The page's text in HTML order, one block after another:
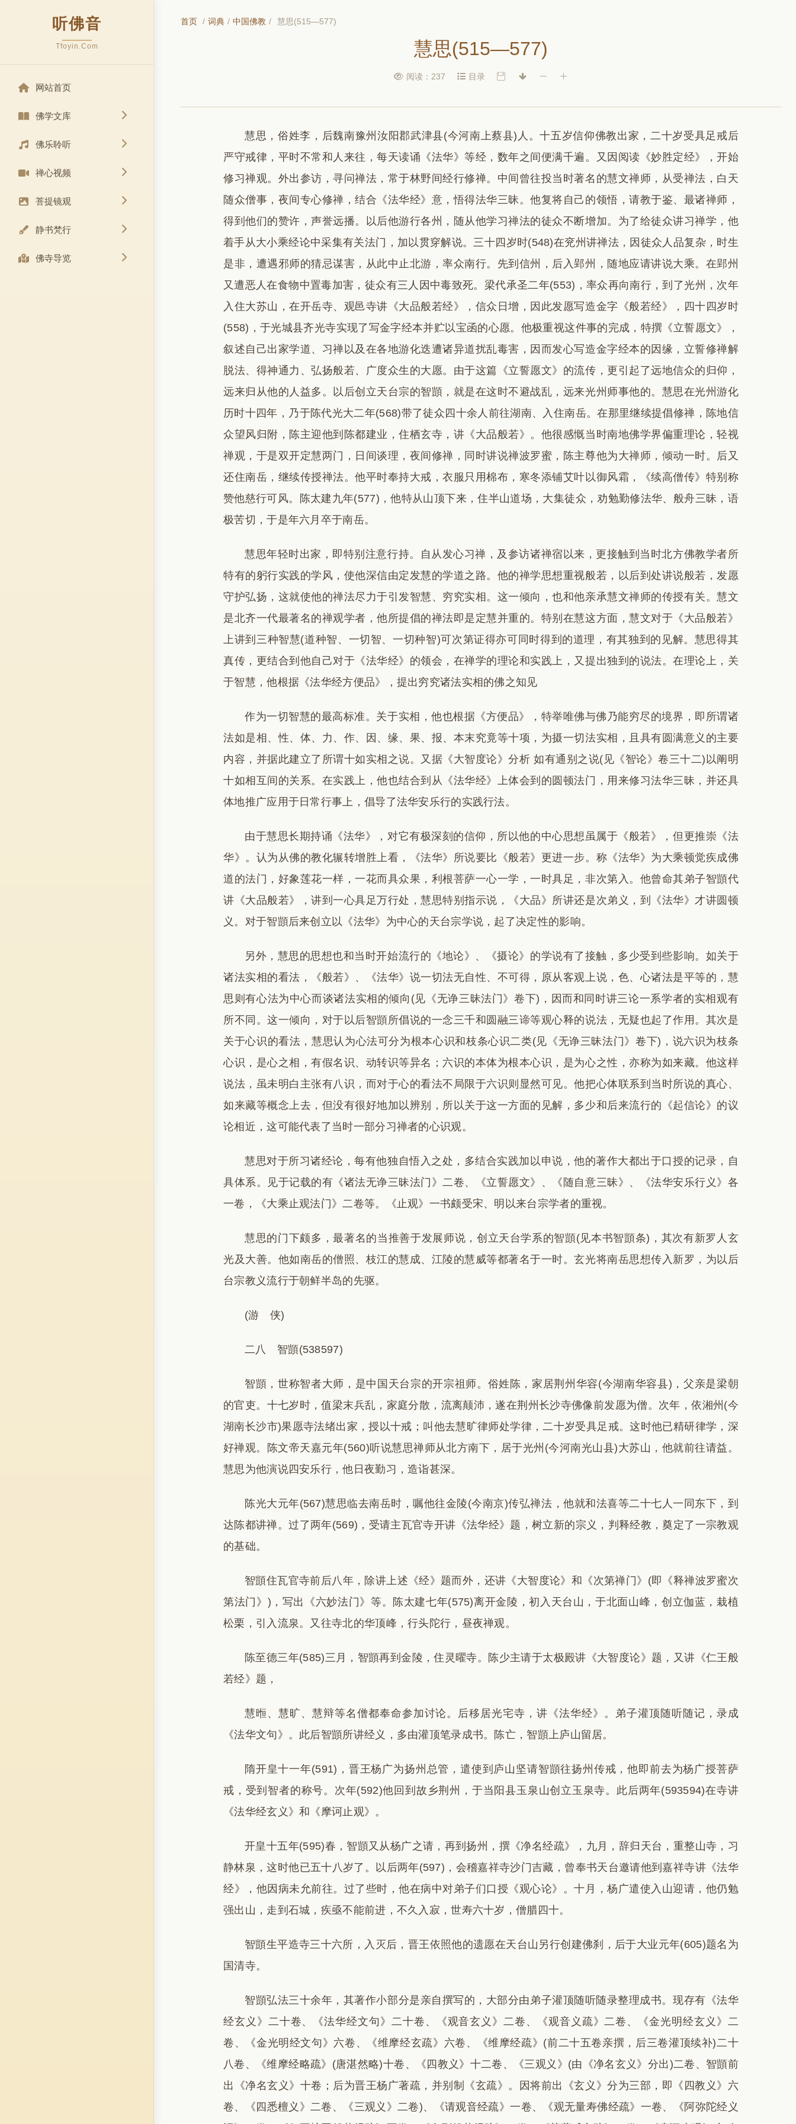
听佛音
Tfoyin.Com
网站首页
佛学文库
佛乐聆听
禅心视频
菩提镜观
静书梵行
佛寺导览
首页 / 词典 / 中国佛教 / 慧思(515—577)
慧思(515—577)
阅读：237 目录
慧思，俗姓李，后魏南豫州汝阳郡武津县(今河南上蔡县)人。十五岁信仰佛教出家，二十岁受具足戒后
严守戒律，平时不常和人来往，每天读诵《法华》等经，数年之间便满千遍。又因阅读《妙胜定经》，开始
修习禅观。外出参访，寻问禅法，常于林野间经行修禅。中间曾往投当时著名的慧文禅师，从受禅法，白天
随众僧事，夜间专心修禅，结合《法华经》意，悟得法华三昧。他复将自己的领悟，请教于鉴、最诸禅师，
得到他们的赞许，声誉远播。以后他游行各州，随从他学习禅法的徒众不断增加。为了给徒众讲习禅学，他
着手从大小乘经论中采集有关法门，加以贯穿解说。三十四岁时(548)在兖州讲禅法，因徒众人品复杂，时生
是非，遭遇邪师的猜忌谋害，从此中止北游，率众南行。先到信州，后入郢州，随地应请讲说大乘。在郢州
又遭恶人在食物中置毒加害，徒众有三人因中毒致死。梁代承圣二年(553)，率众再向南行，到了光州，次年
入住大苏山，在开岳寺、观邑寺讲《大品般若经》，信众日增，因此发愿写造金字《般若经》，四十四岁时
(558)，于光城县齐光寺实现了写金字经本并贮以宝函的心愿。他极重视这件事的完成，特撰《立誓愿文》，
叙述自己出家学道、习禅以及在各地游化迭遭诸异道扰乱毒害，因而发心写造金字经本的因缘，立誓修禅解
脱法、得神通力、弘扬般若、广度众生的大愿。由于这篇《立誓愿文》的流传，更引起了远地信众的归仰，
远来归从他的人益多。以后创立天台宗的智顗，就是在这时不避战乱，远来光州师事他的。慧思在光州游化
历时十四年，乃于陈代光大二年(568)带了徒众四十余人前往湖南、入住南岳。在那里继续提倡修禅，陈地信
众望风归附，陈主迎他到陈都建业，住栖玄寺，讲《大品般若》。他很感慨当时南地佛学界偏重理论，轻视
禅观，于是双开定慧两门，日间谈理，夜间修禅，同时讲说禅波罗蜜，陈主尊他为大禅师，倾动一时。后又
还住南岳，继续传授禅法。他平时奉持大戒，衣服只用棉布，寒冬添铺艾叶以御风霜，《续高僧传》特别称
赞他慈行可风。陈太建九年(577)，他特从山顶下来，住半山道场，大集徒众，劝勉勤修法华、般舟三昧，语
极苦切，于是年六月卒于南岳。
慧思年轻时出家，即特别注意行持。自从发心习禅，及参访诸禅宿以来，更接触到当时北方佛教学者所
特有的躬行实践的学风，使他深信由定发慧的学道之路。他的禅学思想重视般若，以后到处讲说般若，发愿
守护弘扬，这就使他的禅法尽力于引发智慧、穷究实相。这一倾向，也和他亲承慧文禅师的传授有关。慧文
是北齐一代最著名的禅观学者，他所提倡的禅法即是定慧并重的。特别在慧这方面，慧文对于《大品般若》
上讲到三种智慧(道种智、一切智、一切种智)可次第证得亦可同时得到的道理，有其独到的见解。慧思得其
真传，更结合到他自己对于《法华经》的领会，在禅学的理论和实践上，又提出独到的说法。在理论上，关
于智慧，他根据《法华经方便品》，提出穷究诸法实相的佛之知见
作为一切智慧的最高标准。关于实相，他也根据《方便品》，特举唯佛与佛乃能穷尽的境界，即所谓诸
法如是相、性、体、力、作、因、缘、果、报、本末究竟等十项，为摄一切法实相，且具有圆满意义的主要
内容，并据此建立了所谓十如实相之说。又据《大智度论》分析 如有通别之说(见《智论》卷三十二)以阐明
十如相互间的关系。在实践上，他也结合到从《法华经》上体会到的圆顿法门，用来修习法华三昧，并还具
体地推广应用于日常行事上，倡导了法华安乐行的实践行法。
由于慧思长期持诵《法华》，对它有极深刻的信仰，所以他的中心思想虽属于《般若》，但更推崇《法
华》。认为从佛的教化辗转增胜上看，《法华》所说要比《般若》更进一步。称《法华》为大乘顿觉疾成佛
道的法门，好象莲花一样，一花而具众果，利根菩萨一心一学，一时具足，非次第入。他曾命其弟子智顗代
讲《大品般若》，讲到一心具足万行处，慧思特别指示说，《大品》所讲还是次弟义，到《法华》才讲圆顿
义。对于智顗后来创立以《法华》为中心的天台宗学说，起了决定性的影响。
另外，慧思的思想也和当时开始流行的《地论》、《摄论》的学说有了接触，多少受到些影响。如关于
诸法实相的看法，《般若》、《法华》说一切法无自性、不可得，原从客观上说，色、心诸法是平等的，慧
思则有心法为中心而谈诸法实相的倾向(见《无诤三昧法门》卷下)，因而和同时讲三论一系学者的实相观有
所不同。这一倾向，对于以后智顗所倡说的一念三千和圆融三谛等观心释的说法，无疑也起了作用。其次是
关于心识的看法，慧思认为心法可分为根本心识和枝条心识二类(见《无诤三昧法门》卷下)，说六识为枝条
心识，是心之相，有假名识、动转识等异名；六识的本体为根本心识，是为心之性，亦称为如来藏。他这样
说法，虽未明白主张有八识，而对于心的看法不局限于六识则显然可见。他把心体联系到当时所说的真心、
如来藏等概念上去，但没有很好地加以辨别，所以关于这一方面的见解，多少和后来流行的《起信论》的议
论相近，这可能代表了当时一部分习禅者的心识观。
慧思对于所习诸经论，每有他独自悟入之处，多结合实践加以申说，他的著作大都出于口授的记录，自
具体系。见于记载的有《诸法无诤三昧法门》二卷、《立誓愿文》、《随自意三昧》、《法华安乐行义》各
一卷，《大乘止观法门》二卷等。《止观》一书颇受宋、明以来台宗学者的重视。
慧思的门下颇多，最著名的当推善于发展师说，创立天台学系的智顗(见本书智顗条)，其次有新罗人玄
光及大善。他如南岳的僧照、枝江的慧成、江陵的慧威等都著名于一时。玄光将南岳思想传入新罗，为以后
台宗教义流行于朝鲜半岛的先驱。
(游 侠)
二八 智顗(538597)
智顗，世称智者大师，是中国天台宗的开宗祖师。俗姓陈，家居荆州华容(今湖南华容县)，父亲是梁朝
的官吏。十七岁时，值梁末兵乱，家庭分散，流离颠沛，遂在荆州长沙寺佛像前发愿为僧。次年，依湘州(今
湖南长沙市)果愿寺法绪出家，授以十戒；叫他去慧旷律师处学律，二十岁受具足戒。这时他已精研律学，深
好禅观。陈文帝天嘉元年(560)听说慧思禅师从北方南下，居于光州(今河南光山县)大苏山，他就前往请益。
慧思为他演说四安乐行，他日夜勤习，造诣甚深。
陈光大元年(567)慧思临去南岳时，嘱他往金陵(今南京)传弘禅法，他就和法喜等二十七人一同东下，到
达陈都讲禅。过了两年(569)，受请主瓦官寺开讲《法华经》题，树立新的宗义，判释经教，奠定了一宗教观
的基础。
智顗住瓦官寺前后八年，除讲上述《经》题而外，还讲《大智度论》和《次第禅门》(即《释禅波罗蜜次
第法门》)，写出《六妙法门》等。陈太建七年(575)离开金陵，初入天台山，于北面山峰，创立伽蓝，栽植
松栗，引入流泉。又往寺北的华顶峰，行头陀行，昼夜禅观。
陈至德三年(585)三月，智顗再到金陵，住灵曜寺。陈少主请于太极殿讲《大智度论》题，又讲《仁王般
若经》题，
慧暅、慧旷、慧辩等名僧都奉命参加讨论。后移居光宅寺，讲《法华经》。弟子灌顶随听随记，录成
《法华文句》。此后智顗所讲经义，多由灌顶笔录成书。陈亡，智顗上庐山留居。
隋开皇十一年(591)，晋王杨广为扬州总管，遣使到庐山坚请智顗往扬州传戒，他即前去为杨广授菩萨
戒，受到智者的称号。次年(592)他回到故乡荆州，于当阳县玉泉山创立玉泉寺。此后两年(593594)在寺讲
《法华经玄义》和《摩诃止观》。
开皇十五年(595)春，智顗又从杨广之请，再到扬州，撰《净名经疏》，九月，辞归天台，重整山寺，习
静林泉，这时他已五十八岁了。以后两年(597)，会稽嘉祥寺沙门吉藏，曾奉书天台邀请他到嘉祥寺讲《法华
经》，他因病未允前往。过了些时，他在病中对弟子们口授《观心论》。十月，杨广遣使入山迎请，他仍勉
强出山，走到石城，疾亟不能前进，不久入寂，世寿六十岁，僧腊四十。
智顗生平造寺三十六所，入灭后，晋王依照他的遗愿在天台山另行创建佛刹，后于大业元年(605)题名为
国清寺。
智顗弘法三十余年，其著作小部分是亲自撰写的，大部分由弟子灌顶随听随录整理成书。现存有《法华
经玄义》二十卷、《法华经文句》二十卷、《观音玄义》二卷、《观音义疏》二卷、《金光明经玄义》二
卷、《金光明经文句》六卷、《维摩经玄疏》六卷、《维摩经疏》(前二十五卷亲撰，后三卷灌顶续补)二十
八卷、《维摩经略疏》(唐湛然略)十卷、《四教义》十二卷、《三观义》(由《净名玄义》分出)二卷、智顗前
出《净名玄义》十卷；后为晋王杨广著疏，并别制《玄疏》。因将前出《玄义》分为三部，即《四教义》六
卷、《四悉檀义》二卷、《三观义》二卷)、《请观音经疏》一卷、《观无量寿佛经疏》一卷、《阿弥陀经义